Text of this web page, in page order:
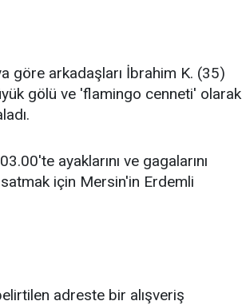
göre arkadaşları İbrahim K. (35)
gölü ve 'flamingo cenneti' olarak
ayaklarını ve gagalarını
için Mersin'in Erdemli
adreste bir alışveriş